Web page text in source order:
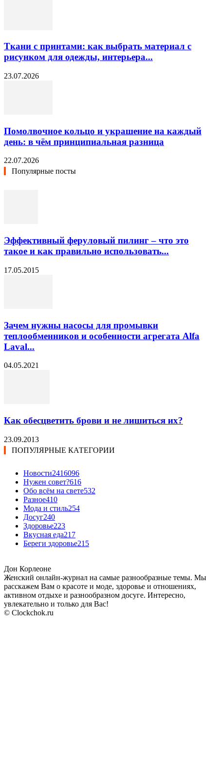
Ткани с принтами: как выбрать материал с
рисунком для одежды, интерьера...
23.07.2026
Помолвочное кольцо и украшение на каждый
день: в чём принципиальная разница
22.07.2026
Популярные посты
Эффективный феруловый пилинг – что это
такое и как правильно использовать...
17.05.2015
Зачем нужны насосы для промывки
теплообменников и особенности агрегата Alfa
Laval...
04.05.2021
Как обесцветить брови и не лишиться их?
23.09.2013
ПОПУЛЯРНЫЕ КАТЕГОРИИ
Новости2416096
Нужен совет?616
Обо всём на свете532
Разное410
Мода и стиль254
Досуг240
Здоровье223
Вкусная еда217
Береги здоровье215
Дон Корлеоне
Женский онлайн-журнал на самые разнообразные темы. Мы
расскажем Вам о красоте и моде, здоровье и отношениях,
активном отдыхе и разнообразном досуге. Интересно,
увлекательно и только для Вас!
© Clockchok.ru